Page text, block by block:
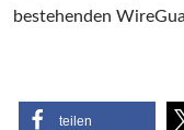
bestehenden
teilen